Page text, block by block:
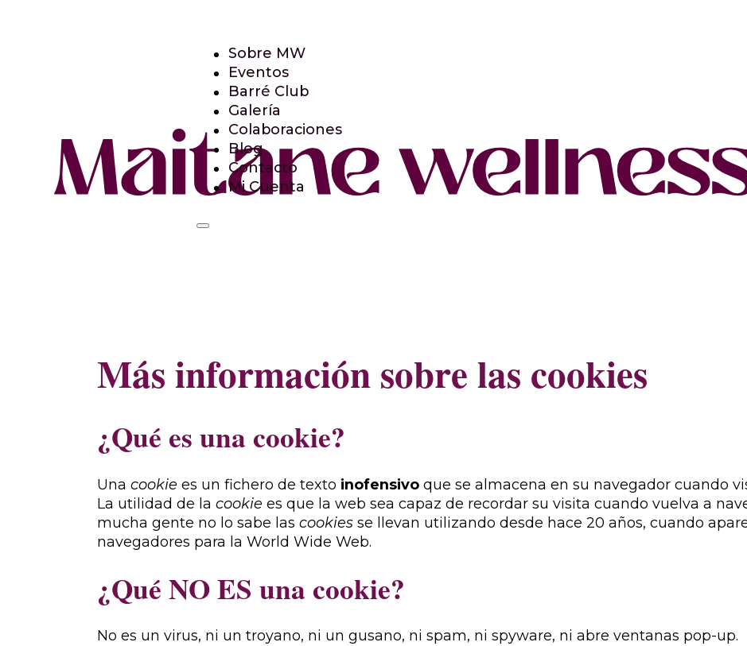
Sobre MW
Eventos
Barré Club
Galería
Colaboraciones
Blog
Contacto
Mi Cuenta
Más información sobre las cookies
¿Qué es una cookie?
Una cookie es un fichero de texto inofensivo que se almacena en su navegador cuando
La utilidad de la cookie es que la web sea capaz de recordar su visita cuando vuelva a
mucha gente no lo sabe las cookies se llevan utilizando desde hace 20 años, cuando
navegadores para la World Wide Web.
¿Qué NO ES una cookie?
No es un virus, ni un troyano, ni un gusano, ni spam, ni spyware, ni abre ventanas pop-up.